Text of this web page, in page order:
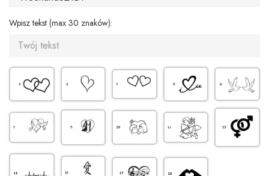
Wpisz tekst (max 30 znaków):